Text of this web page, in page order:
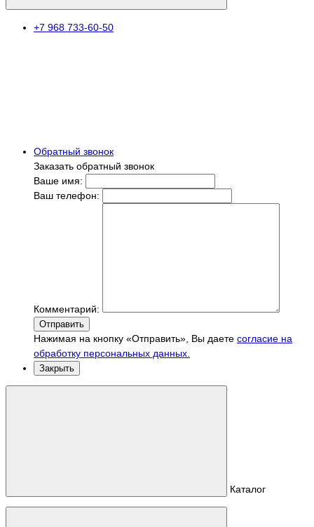
+7 968 733-60-50
Обратный звонок
Заказать обратный звонок
Ваше имя:
Ваш телефон:
Комментарий:
Отправить
Нажимая на кнопку «Отправить», Вы даете согласие на
обработку персональных данных.
Закрыть
Каталог